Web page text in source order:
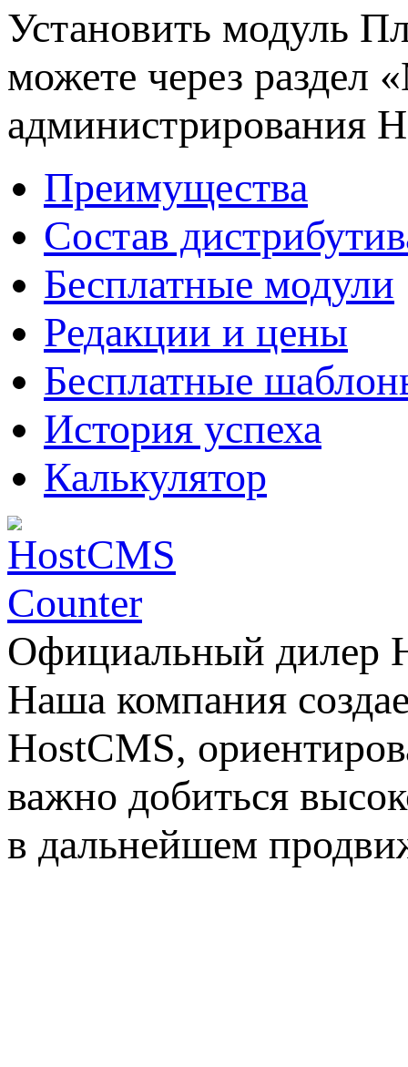
Установить модуль
можете через раздел
администрирования
Преимущества
Состав
Бесплатные модули
Редакции и цены
Бесплатные
История успеха
Калькулятор
Официальный дилер
Наша компания
HostCMS,
важно добиться
в дальнейшем